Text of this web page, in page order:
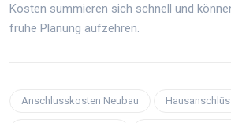
Kosten summieren sich schnell und
frühe Planung aufzehren.
Anschlusskosten Neubau